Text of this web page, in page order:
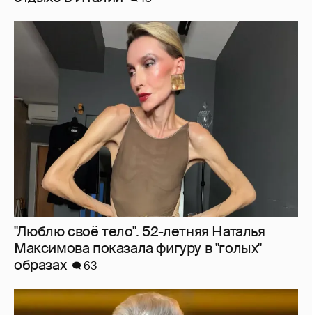
"Люблю своё тело". 52-летняя Наталья
Максимова показала фигуру в "голых"